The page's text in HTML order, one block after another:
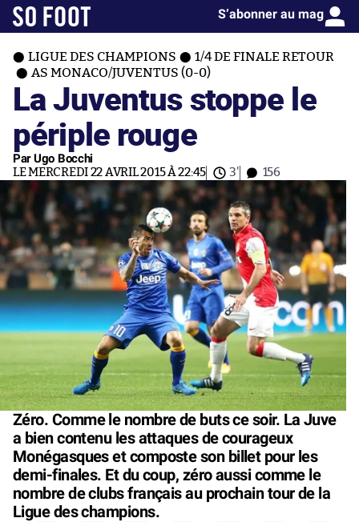
S’abonner au mag
LIGUE DES CHAMPIONS
1/4 DE FINALE RETOUR
AS MONACO/JUVENTUS (0-0)
La Juventus stoppe le
périple rouge
Par Ugo Bocchi
LE MERCREDI 22 AVRIL 2015 À 22:45 3' 156
Zéro. Comme le nombre de buts ce soir. La Juve
a bien contenu les attaques de courageux
Monégasques et composte son billet pour les
demi-finales. Et du coup, zéro aussi comme le
nombre de clubs français au prochain tour de la
Ligue des champions.